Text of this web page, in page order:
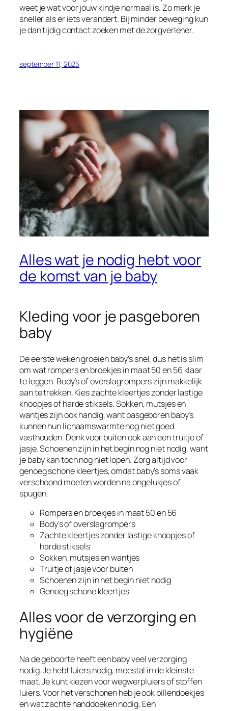
weet je wat voor jouw kindje normaal is. Zo merk je
sneller als er iets verandert. Bij minder beweging kun
je dan tijdig contact zoeken met de zorgverlener.
september 11, 2025
Alles wat je nodig hebt voor
de komst van je baby
Kleding voor je pasgeboren
baby
De eerste weken groeien baby’s snel, dus het is slim
om wat rompers en broekjes in maat 50 en 56 klaar
te leggen. Body’s of overslagrompers zijn makkelijk
aan te trekken. Kies zachte kleertjes zonder lastige
knoopjes of harde stiksels. Sokken, mutsjes en
wantjes zijn ook handig, want pasgeboren baby’s
kunnen hun lichaamswarmte nog niet goed
vasthouden. Denk voor buiten ook aan een truitje of
jasje. Schoenen zijn in het begin nog niet nodig, want
je baby kan toch nog niet lopen. Zorg altijd voor
genoeg schone kleertjes, omdat baby’s soms vaak
verschoond moeten worden na ongelukjes of
spugen.
Rompers en broekjes in maat 50 en 56
Body’s of overslagrompers
Zachte kleertjes zonder lastige knoopjes of
harde stiksels
Sokken, mutsjes en wantjes
Truitje of jasje voor buiten
Schoenen zijn in het begin niet nodig
Genoeg schone kleertjes
Alles voor de verzorging en
hygiëne
Na de geboorte heeft een baby veel verzorging
nodig. Je hebt luiers nodig, meestal in de kleinste
maat. Je kunt kiezen voor wegwerpluiers of stoffen
luiers. Voor het verschonen heb je ook billendoekjes
en wat zachte handdoeken nodig. Een